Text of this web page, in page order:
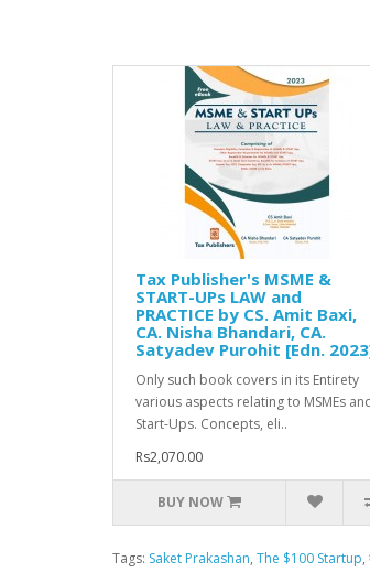
Tax Publisher's MSME &
START-UPs LAW and
PRACTICE by CS. Amit Baxi,
CA. Nisha Bhandari, CA.
Satyadev Purohit [Edn.
Only such book covers in its Entirety
various aspects relating to MSMEs
Start-Ups. Concepts, eli..
Rs2,070.00
BUY NOW
Tags: Saket Prakashan, The $100 Startup,